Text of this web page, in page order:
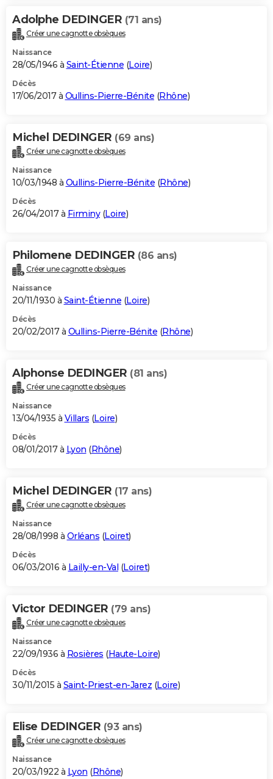
Adolphe DEDINGER (71 ans)
Créer une cagnotte obsèques
Naissance
28/05/1946 à Saint-Étienne (Loire)
Décès
17/06/2017 à Oullins-Pierre-Bénite (Rhône)
Michel DEDINGER (69 ans)
Créer une cagnotte obsèques
Naissance
10/03/1948 à Oullins-Pierre-Bénite (Rhône)
Décès
26/04/2017 à Firminy(Loire)
Philomene DEDINGER (86 ans)
Créer une cagnotte obsèques
Naissance
20/11/1930 à Saint-Étienne (Loire)
Décès
20/02/2017 à Oullins-Pierre-Bénite (Rhône)
Alphonse DEDINGER (81 ans)
Créer une cagnotte obsèques
Naissance
13/04/1935 à Villars (Loire)
Décès
08/01/2017 à Lyon (Rhône)
Michel DEDINGER (17 ans)
Créer une cagnotte obsèques
Naissance
28/08/1998 à Orléans (Loiret)
Décès
06/03/2016 à Lailly-en-Val (Loiret)
Victor DEDINGER (79 ans)
Créer une cagnotte obsèques
Naissance
22/09/1936 à Rosières (Haute-Loire)
Décès
30/11/2015 à Saint-Priest-en-Jarez (Loire)
Elise DEDINGER (93 ans)
Créer une cagnotte obsèques
Naissance
20/03/1922 à Lyon (Rhône)